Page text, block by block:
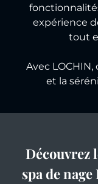
expérience
tout
Avec
et la
Découvrez
spa de